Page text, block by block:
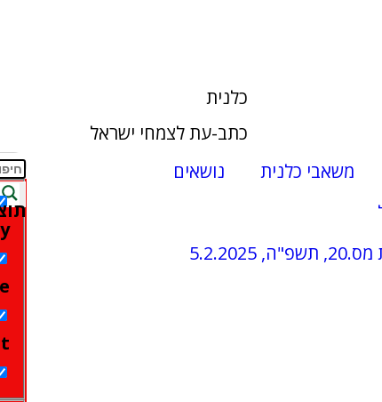
כלנית
כתב-עת לצמחי ישראל
משאבי כלנית
נושאים